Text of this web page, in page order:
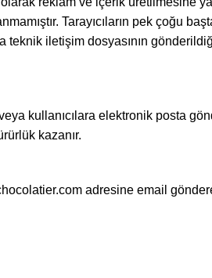
Tarayıcıların pek çoğu
teknik iletişim dosyasının
kullanıcılara elektronik posta
kazanır.
adresine email